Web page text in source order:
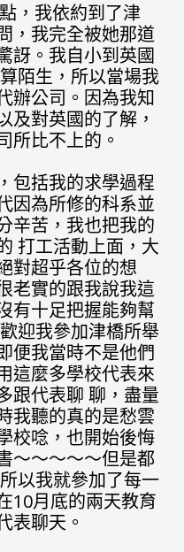
，我依約到了津
，我完全被她那道
訝。我自小到英國
陌生，所以當場我
辦公司。因為我知
及對英國的了解，
所比不上的。
包括我的求學過程
因為所修的科系並
辛苦，我也把我的
打工活動上面，大
對超乎各位的想
老實的跟我說我這
有十足把握能夠幫
迎我參加津橋所舉
便我當時不是他們
這麼多學校代表來
跟代表聊 聊，盡量
我聽的真的是愁雲
校唸，也開始後悔
～～～～～但是都
以我就參加了每一
10月底的兩天教育
表聊天。